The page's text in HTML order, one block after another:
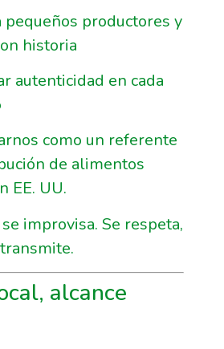
pequeños productores y
historia
autenticidad en cada
como un referente
de alimentos
EE. UU.
improvisa. Se respeta,
alcance